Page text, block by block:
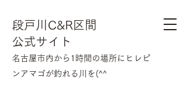
段戸川C&R区間
公式サイト
​名古屋市内から1時間の場所にヒレピ
ンアマゴが釣れる川を(^^